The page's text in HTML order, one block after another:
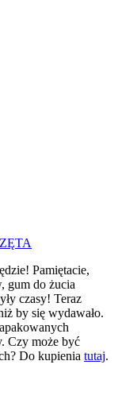
Pamiętacie,
gum do żucia
czasy! Teraz
by się wydawało.
Czy może być
Do kupienia tutaj.